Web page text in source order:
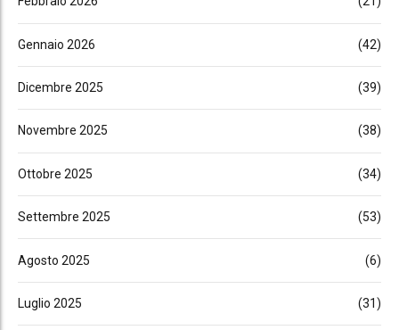
Gennaio 2026 (42)
Dicembre 2025 (39)
Novembre 2025 (38)
Ottobre 2025 (34)
Settembre 2025 (53)
Agosto 2025 (6)
Luglio 2025 (31)